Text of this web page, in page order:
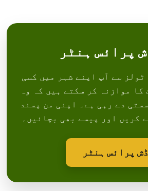
پرائس ہنٹر
ٹولز سے آپ اپنے شہر میں کسی
کا موازنہ کر سکتے ہیں کہ وہ
دے رہی ہے۔ اپنی من پسند
کریں اور پیسے بھی بچائیں۔
ڈش پرائس ہنٹر